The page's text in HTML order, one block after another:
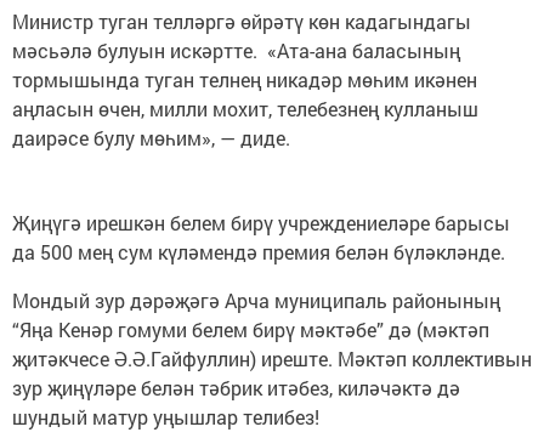
Министр туган телләргә өйрәтү көн кадагындагы
мәсьәлә булуын искәртте. «Ата-ана баласының
тормышында туган телнең никадәр мөһим икәнен
аңласын өчен, милли мохит, телебезнең кулланыш
даирәсе булу мөһим», — диде.
Җиңүгә ирешкән белем бирү учреждениеләре барысы
да 500 мең сум күләмендә премия белән бүләкләнде.
Мондый зур дәрәҗәгә Арча муниципаль районының
“Яңа Кенәр гомуми белем бирү мәктәбе” дә (мәктәп
җитәкчесе Ә.Ә.Гайфуллин) иреште. Мәктәп коллективын
зур җиңүләре белән тәбрик итәбез, киләчәктә дә
шундый матур уңышлар телибез!